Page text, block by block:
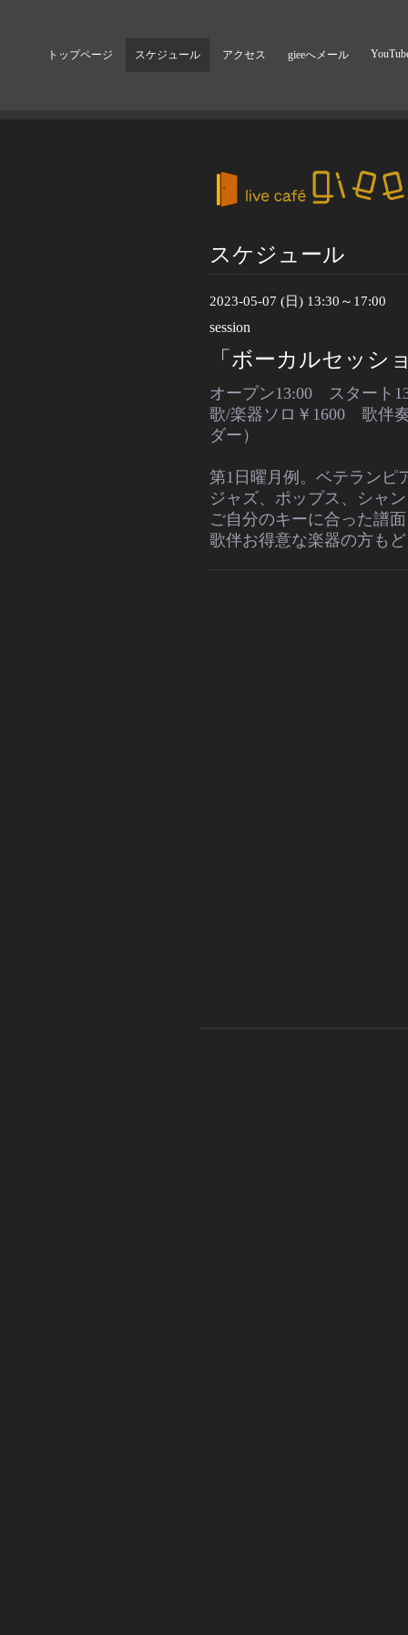
トップページ スケジュール アクセス gieeへメール
スケジュール
2023-05-07 (日) 13:30～17:00
session
「ボーカルセッシ
オープン13:00 スタート
歌/楽器ソロ￥1600 歌伴
ダー）
第1日曜月例。ベテランピ
ジャズ、ポップス、シャ
ご自分のキーに合った譜
歌伴お得意な楽器の方も